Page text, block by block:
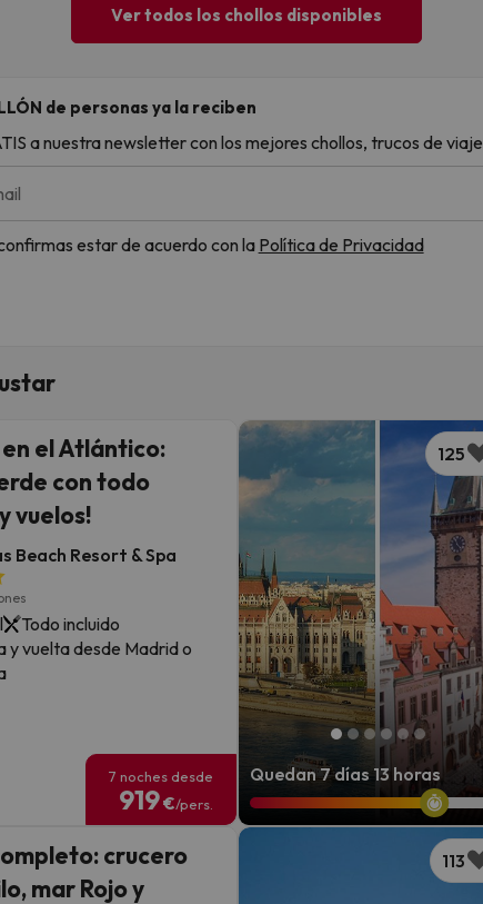
Ver todos los chollos disponibles
de personas ya la reciben
a nuestra newsletter con los mejores chollos, trucos de
estar de acuerdo con laPolítica de Privacidad
en el Atlántico:
con todo
vuelos!
Beach Resort & Spa
Todo incluido
y vuelta desde Madrid o
7 noches desde
919€/pers.
Quedan 7 días 13 horas
125
crucero
mar Rojo y
113